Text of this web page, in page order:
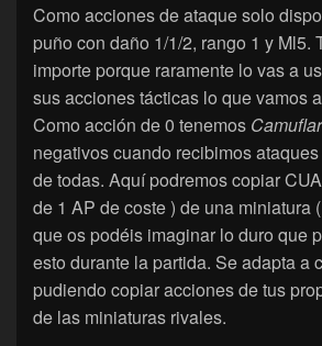
Como acciones de ataque solo
puño con daño 1/1/2, rango 1 y Ml5.
importe porque raramente lo vas a
sus acciones tácticas lo que vamos
Como acción de 0 tenemos Camuflar
negativos cuando recibimos ataques
de todas. Aquí podremos copiar
de 1 AP de coste ) de una miniatura
que os podéis imaginar lo duro que
esto durante la partida. Se adapta a
pudiendo copiar acciones de tus
de las miniaturas rivales.